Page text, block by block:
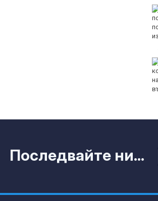
Последвайте ни...